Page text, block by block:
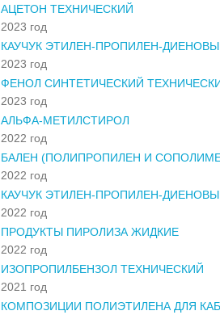
АЦЕТОН ТЕХНИЧЕСКИЙ
2023 год
КАУЧУК ЭТИЛЕН-ПРОПИЛЕН-
2023 год
ФЕНОЛ СИНТЕТИЧЕСКИЙ
2023 год
АЛЬФА-МЕТИЛСТИРОЛ
2022 год
БАЛЕН (ПОЛИПРОПИЛЕН И
2022 год
КАУЧУК ЭТИЛЕН-ПРОПИЛЕН-
2022 год
ПРОДУКТЫ ПИРОЛИЗА ЖИДКИЕ
2022 год
ИЗОПРОПИЛБЕНЗОЛ ТЕХНИЧЕСКИЙ
2021 год
КОМПОЗИЦИИ ПОЛИЭТИЛЕНА ДЛЯ